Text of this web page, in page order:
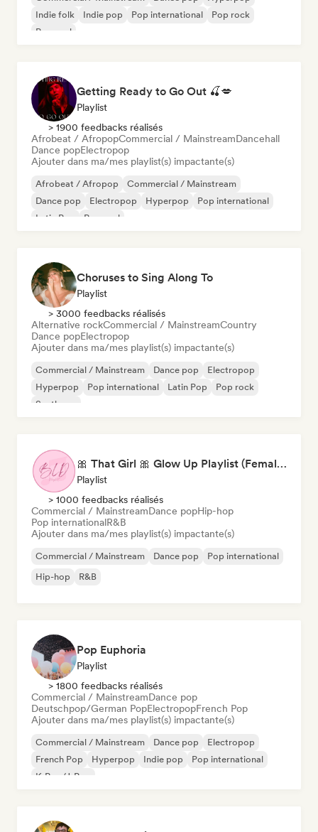
Indie folk
Indie pop Pop international
Pop rock
Pop soul
Getting Ready to Go Out 🍒💋
Playlist
> 1900 feedbacks réalisés
Afrobeat / AfropopCommercial / MainstreamDancehall
Dance popElectropop
Ajouter dans ma/mes playlist(s) impactante(s)
Afrobeat / Afropop
Commercial / Mainstream
Dance pop
Electropop Hyperpop
Pop international
Latin Pop
Pop soul
Choruses to Sing Along To
Playlist
> 3000 feedbacks réalisés
Alternative rockCommercial / MainstreamCountry
Dance popElectropop
Ajouter dans ma/mes playlist(s) impactante(s)
Commercial / Mainstream Dance pop
Electropop
Hyperpop
Pop international Latin Pop
Pop rock
Synthpop
🎀 That Girl 🎀 Glow Up Playlist (Female Artists)
Playlist
> 1000 feedbacks réalisés
Commercial / MainstreamDance popHip-hop
Pop internationalR&B
Ajouter dans ma/mes playlist(s) impactante(s)
Commercial / Mainstream Dance pop
Pop international
Hip-hop
R&B
Pop Euphoria
Playlist
> 1800 feedbacks réalisés
Commercial / MainstreamDance pop
Deutschpop/German PopElectropopFrench Pop
Ajouter dans ma/mes playlist(s) impactante(s)
Commercial / Mainstream Dance pop
Electropop
French Pop
Hyperpop Indie pop
Pop international
K-Pop/J-Pop